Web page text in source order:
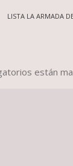
LISTA LA ARMADA
están